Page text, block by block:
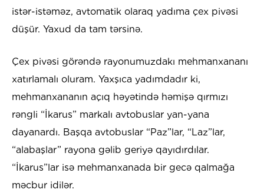
istər-istəməz, avtomatik olaraq yadıma çex pivəsi
düşür. Yaxud da tam tərsinə.
Çex pivəsi görəndə rayonumuzdakı mehmanxananı
xatırlamalı oluram. Yaxşıca yadımdadır ki,
mehmanxananın açıq həyətində həmişə qırmızı
rəngli “İkarus” markalı avtobuslar yan-yana
dayanardı. Başqa avtobuslar “Paz”lar, “Laz”lar,
“alabaşlar” rayona gəlib geriyə qayıdırdılar.
“İkarus”lar isə mehmanxanada bir gecə qalmağa
məcbur idilər.